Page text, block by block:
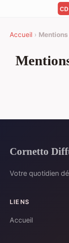
Accueil ›
Cornetto
Votre quotidien
LIENS
Accueil